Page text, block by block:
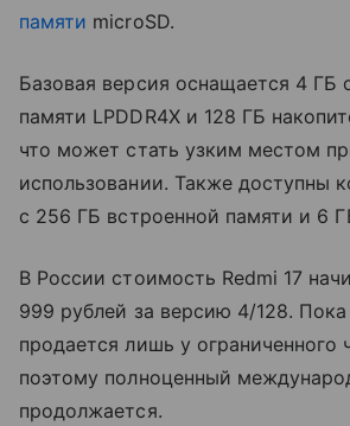
памяти microSD.
Базовая версия оснащается 4 ГБ
памяти LPDDR4X и 128 ГБ
что может стать узким местом
использовании. Также доступны
с 256 ГБ встроенной памяти и 6
В России стоимость Redmi 17
999 рублей за версию 4/128.
продается лишь у ограниченного
поэтому полноценный
продолжается.